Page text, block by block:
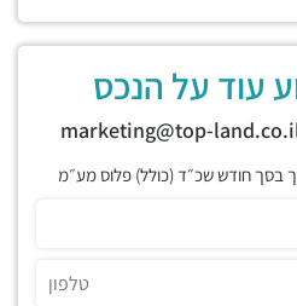
עוד על הנכס
בסך חודש שכ״ד (כולל) פלוס מע״מ